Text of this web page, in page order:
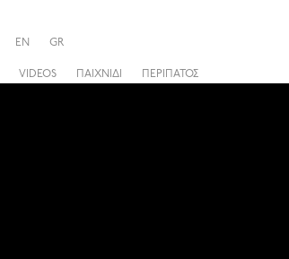
VIDEOS ΠΑΙΧΝΙΔΙ ΠΕΡΙΠΑΤΟΣ
EN GR